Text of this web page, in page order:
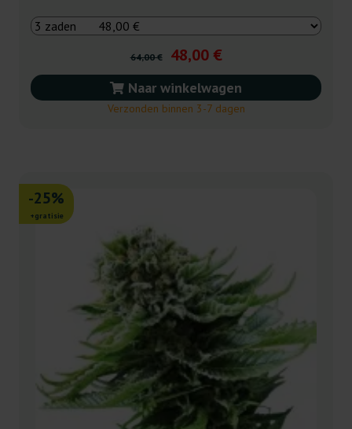
64,00 € 48,00 €
Naar winkelwagen
Verzonden binnen 3-7 dagen
-25%
+gratisie